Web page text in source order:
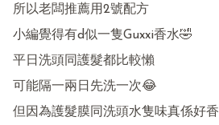
所以老闆推薦用2號配方
小編覺得有d似一隻Guxxi香水🤣
平日洗頭同護髮都比較懶
可能隔一兩日先洗一次😂
但因為護髮膜同洗頭水隻味真係好香